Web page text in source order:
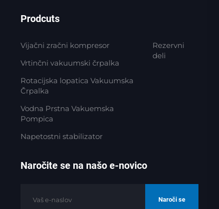
Prodcuts
Vijačni zračni kompresor
Vrtinčni vakuumski črpalka
Rotacijska lopatica Vakuumska
Črpalka
Vodna Prstna Vakuemska
Pompica
Napetostni stabilizator
Rezervni
deli
Naročite se na našo e-novico
Naroči se